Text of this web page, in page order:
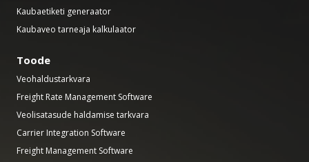
Kaubaetiketi generaator
Kaubaveo tarneaja kalkulaator
Toode
Veohaldustarkvara
Freight Rate Management Software
Veolisatasude haldamise tarkvara
Carrier Integration Software
Freight Management Software